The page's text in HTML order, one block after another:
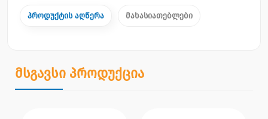
პროდუქტის აღწერა მახასიათებლები
მსგავსი პროდუქცია